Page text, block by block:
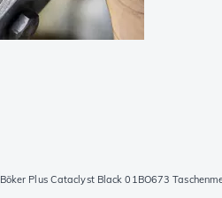
Böker Plus Cataclyst Black 01BO673